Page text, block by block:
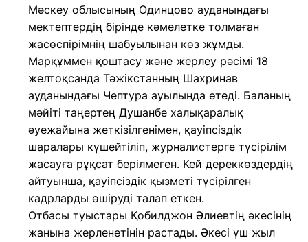
Мәскеу облысының Одинцово ауданындағы
мектептердің бірінде кәмелетке толмаған
жасөспірімнің шабуылынан көз жұмды.
Марқұммен қоштасу және жерлеу рәсімі 18
желтоқсанда Тәжікстанның Шахринав
ауданындағы Чептура ауылында өтеді. Баланың
мәйіті таңертең Душанбе халықаралық
әуежайына жеткізілгенімен, қауіпсіздік
шаралары күшейтіліп, журналистерге түсірілім
жасауға рұқсат берілмеген. Кей дереккөздердің
айтуынша, қауіпсіздік қызметі түсірілген
кадрларды өшіруді талап еткен.
Отбасы туыстары Қобилджон Әлиевтің әкесінің
жанына жерленетінін растады. Әкесі үш жыл